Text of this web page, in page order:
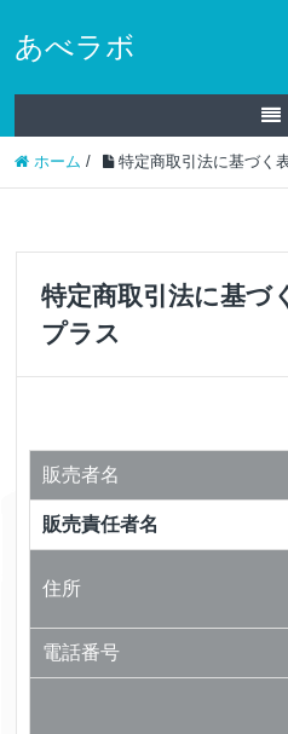
あべラボ
ホーム / 特定商取引法に基づく
特定商取引法に基づ
プラス
販売者名
販売責任者名
住所
電話番号